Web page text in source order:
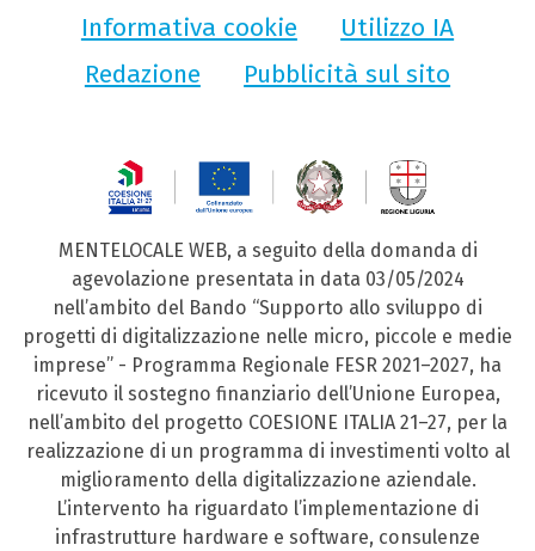
Informativa cookie
Utilizzo IA
Redazione
Pubblicità sul sito
MENTELOCALE WEB, a seguito della domanda di
agevolazione presentata in data 03/05/2024
nell’ambito del Bando “Supporto allo sviluppo di
progetti di digitalizzazione nelle micro, piccole e medie
imprese” - Programma Regionale FESR 2021–2027, ha
ricevuto il sostegno finanziario dell’Unione Europea,
nell’ambito del progetto COESIONE ITALIA 21–27, per la
realizzazione di un programma di investimenti volto al
miglioramento della digitalizzazione aziendale.
L’intervento ha riguardato l’implementazione di
infrastrutture hardware e software, consulenze